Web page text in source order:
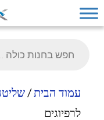
עמוד הבית/
לרפיוגים